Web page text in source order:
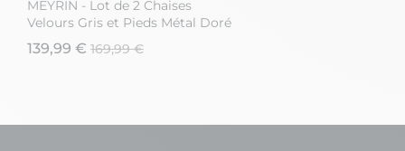
MEYRIN - Lot de 2 Chaises
Velours Gris et Pieds Métal Doré
139,99 € 169,99 €